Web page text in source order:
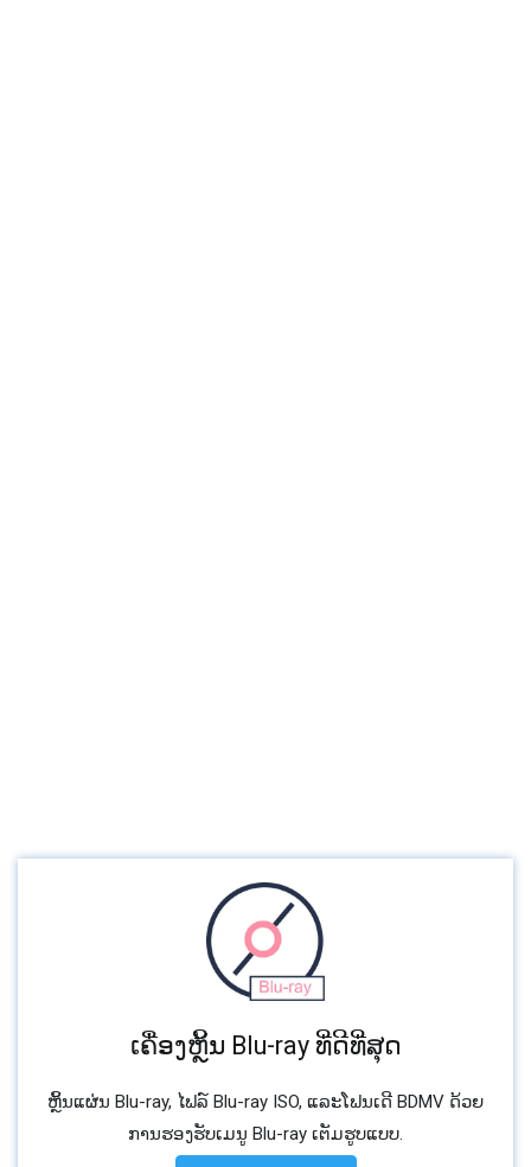
ເຄື່ອງຫຼິ້ນ Blu-ray ທີ່ດີທີ່ສຸດ
ຫຼິ້ນແຜ່ນ Blu-ray, ໄຟລ໌ Blu-ray ISO, ແລະໂຟນເດີ BDMV ດ້ວຍ
ການຮອງຮັບເມນູ Blu-ray ເຕັມຮູບແບບ.